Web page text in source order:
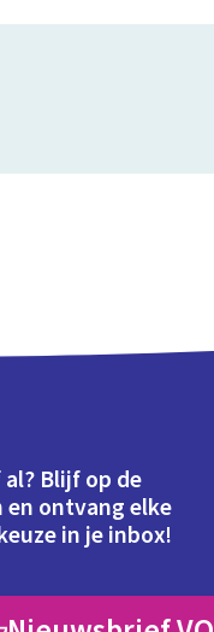
Blijf op de
en ontvang elke
in je inbox!